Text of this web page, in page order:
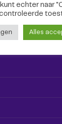
kunt echter naar
Alles